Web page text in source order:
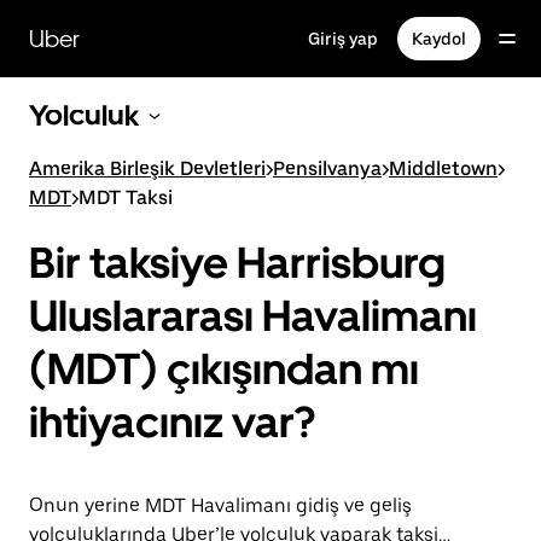
içeriğe
gidinUber Giriş yap Kaydol
Yolculuk
Amerika Birleşik Devletleri>Pensilvanya>Middletown>
MDT>MDT Taksi
Bir taksiye Harrisburg
Uluslararası Havalimanı
(MDT) çıkışından mı
ihtiyacınız var?
Onun yerine MDT Havalimanı gidiş ve geliş
yolculuklarında Uber’le yolculuk yaparak taksi